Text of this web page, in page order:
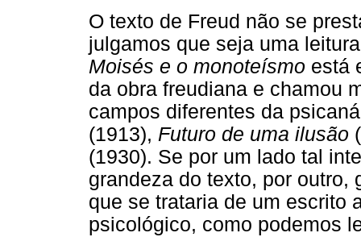
O texto de Freud não se
julgamos que seja uma
Moisés e o monoteísmo está
da obra freudiana e chamou
campos diferentes da
(1913), Futuro de uma ilusão
(1930). Se por um lado tal
grandeza do texto, por outro,
que se trataria de um escrito
psicológico, como podemos